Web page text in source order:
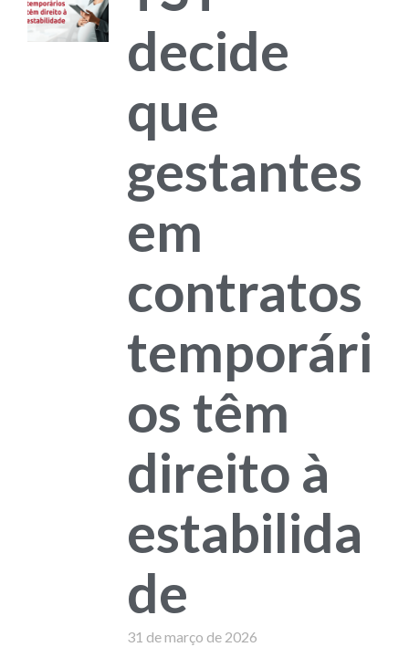
decide
que
gestantes
em
contratos
temporári
os têm
direito à
estabilida
de
31 de março de 2026